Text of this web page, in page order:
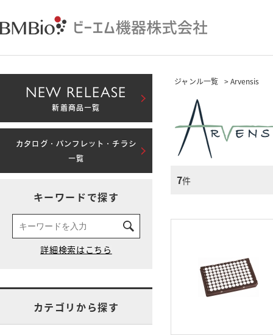
ジャンル一覧 > Arvensis
7件
NEW RELEASE
新着商品一覧
カタログ・パンフレット・チラシ
一覧
キーワードで探す
カテゴリから探す